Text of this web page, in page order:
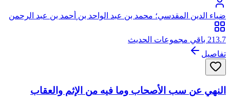
ضياء الدين المقدسي؛ محمد بن عبد الواحد بن أحمد بن عبد الرحمن
السعدي، المقدسي الأصل، الصالحي الحنبلي، أبو عبد الله، ضياء
الدين
213.7 باقي مجموعات الحديث
تفاصيل
النهي عن سب الأصحاب وما فيه من الإثم والعقاب